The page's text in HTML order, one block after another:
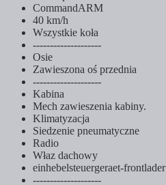
CommandARM
40 km/h
Wszystkie koła
--------------------
Osie
Zawieszona oś przednia
--------------------
Kabina
Mech zawieszenia kabiny.
Klimatyzacja
Siedzenie pneumatyczne
Radio
Właz dachowy
einhebelsteuergeraet-frontlader
--------------------